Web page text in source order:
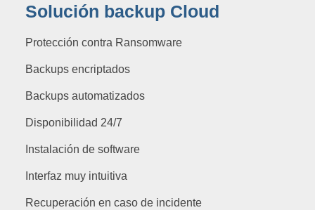
Solución backup Cloud
Protección contra Ransomware
Backups encriptados
Backups automatizados
Disponibilidad 24/7
Instalación de software
Interfaz muy intuitiva
Recuperación en caso de incidente